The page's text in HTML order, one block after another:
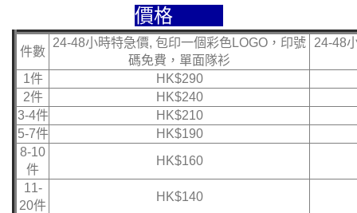
價格
件數
24-48小時特急價, 包印一個彩色LOGO，印號
碼免費，單面隊衫
24-48
1件
HK$290
2件
HK$240
3-4件
HK$210
5-7件
HK$190
8-10
件
HK$160
11-
20件
HK$140